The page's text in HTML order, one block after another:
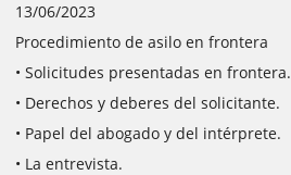
13/06/2023
Procedimiento de asilo en frontera
• Solicitudes presentadas en frontera.
• Derechos y deberes del solicitante.
• Papel del abogado y del intérprete.
• La entrevista.